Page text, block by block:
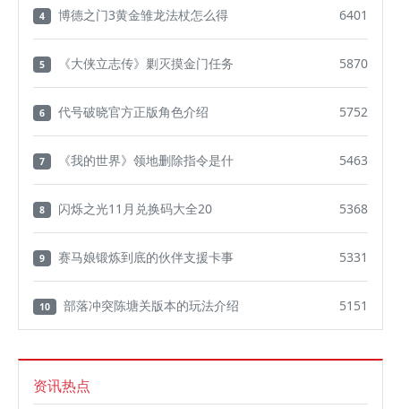
4 博德之门3黄金雏龙法杖怎么得 6401
5 《大侠立志传》剿灭摸金门任务 5870
6 代号破晓官方正版角色介绍 5752
7 《我的世界》领地删除指令是什 5463
8 闪烁之光11月兑换码大全20 5368
9 赛马娘锻炼到底的伙伴支援卡事 5331
10 部落冲突陈塘关版本的玩法介绍 5151
资讯热点